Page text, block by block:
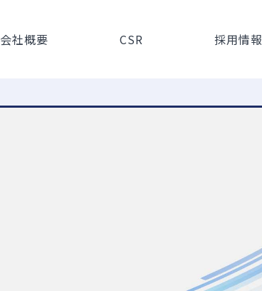
会社概要 CSR 採用情報